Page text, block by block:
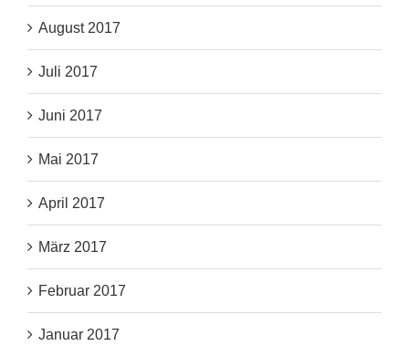
August 2017
Juli 2017
Juni 2017
Mai 2017
April 2017
März 2017
Februar 2017
Januar 2017